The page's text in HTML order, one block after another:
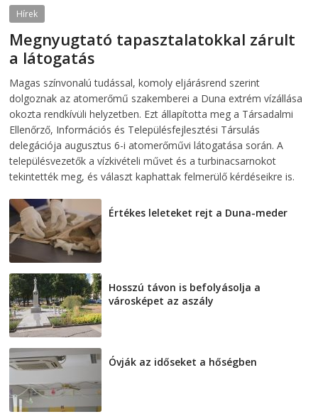
Hírek
Megnyugtató tapasztalatokkal zárult
a látogatás
Magas színvonalú tudással, komoly eljárásrend szerint
dolgoznak az atomerőmű szakemberei a Duna extrém vízállása
okozta rendkívüli helyzetben. Ezt állapította meg a Társadalmi
Ellenőrző, Információs és Településfejlesztési Társulás
delegációja augusztus 6-i atomerőművi látogatása során. A
településvezetők a vízkivételi művet és a turbinacsarnokot
tekintették meg, és választ kaphattak felmerülő kérdéseikre is.
Értékes leleteket rejt a Duna-meder
Hosszú távon is befolyásolja a
városképet az aszály
Óvják az időseket a hőségben